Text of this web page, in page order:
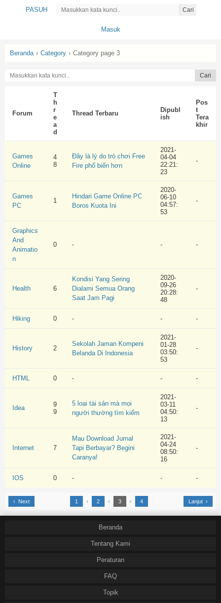
PASUH Cari
Masuk
Beranda › Category › Category page 3
Forum
T
h
r
e
a
d
Thread Terbaru
Dipubl
ish
Pos
t
Tera
khir
Games
Online
4
8
Đây là lý do trò chơi Free
Fire phổ biến hơn
2021-
04-04
22:21:
23
-
Games
PC
1
Hindari Game Online PC
Boros Kuota Ini
2020-
06-10
04:57:
53
-
Graphics
And
Animatio
n
0 - - -
Health 6
Kondisi Yang Sering
Dialami Semua Orang
Saat Jam Pagi
2020-
09-26
20:28:
48
-
Hiking 0 - - -
History 2
Sekolah Jaman Kompeni
Belanda Di Indonesia
2021-
01-28
03:50:
53
-
HTML 0 - - -
Idea
9
9
5 loại tài sản mà mọi
người thường tìm kiếm
2021-
03-11
04:50:
13
-
Internet 7
Mau Download Jurnal
Tapi Berbayar? Begini
Caranya!
2021-
04-24
08:50:
16
-
IOS 0 - - -
‹ Next Lanjut ›
1 ‹ 2 ‹ 3 ‹ 4
Beranda
Tentang Kami
Peraturan
FAQ
Topik